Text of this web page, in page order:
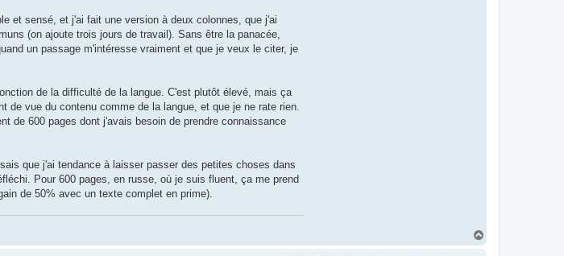
et sensé, et j'ai fait une version à deux colonnes, que j'ai
(on ajoute trois jours de travail). Sans être la panacée,
un passage m'intéresse vraiment et que je veux le citer, je
de la difficulté de la langue. C'est plutôt élevé, mais ça
vue du contenu comme de la langue, et que je ne rate rien.
de 600 pages dont j'avais besoin de prendre connaissance
que j'ai tendance à laisser passer des petites choses dans
Pour 600 pages, en russe, où je suis fluent, ça me prend
de 50% avec un texte complet en prime).